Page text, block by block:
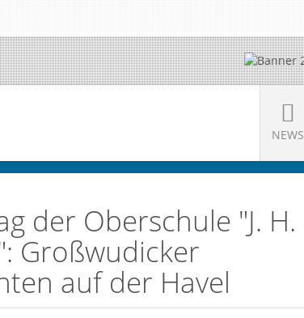
NEWS
der Oberschule "J. H.
Großwudicker
auf der Havel